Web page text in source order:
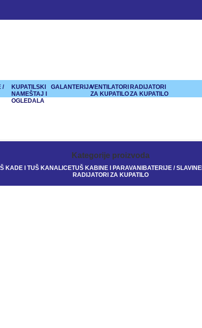
/
KUPATILSKI
NAMEŠTAJ I
OGLEDALA
GALANTERIJAVENTILATORI
ZA KUPATILO
RADIJATORI
ZA KUPATILO
Kategorije proizvoda
KADE I TUŠ KANALICETUŠ KABINE I PARAVANI BATERIJE / SLAVINE
RADIJATORI ZA KUPATILO